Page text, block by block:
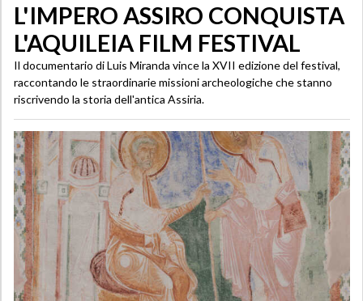
L'IMPERO ASSIRO CONQUISTA
L'AQUILEIA FILM FESTIVAL
Il documentario di Luis Miranda vince la XVII edizione del festival,
raccontando le straordinarie missioni archeologiche che stanno
riscrivendo la storia dell'antica Assiria.